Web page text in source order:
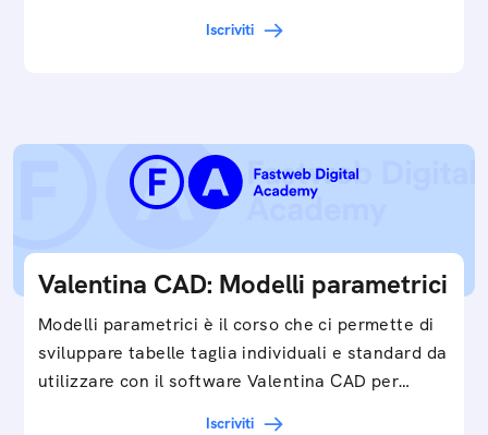
Iscriviti
Valentina CAD: Modelli parametrici
Modelli parametrici è il corso che ci permette di
sviluppare tabelle taglia individuali e standard da
utilizzare con il software Valentina CAD per…
Iscriviti